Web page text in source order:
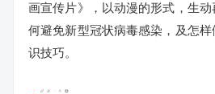
画宣传片》，以动漫的形式，生
何避免新型冠状病毒感染，及怎
识技巧。